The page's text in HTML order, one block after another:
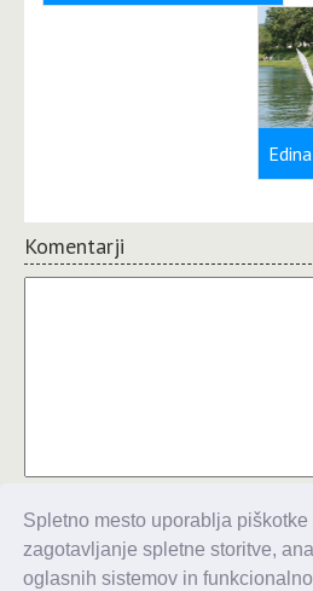
Spletno mesto uporablja piškotke
zagotavljanje spletne storitve,
oglasnih sistemov in
Komentarji
Komentiraj